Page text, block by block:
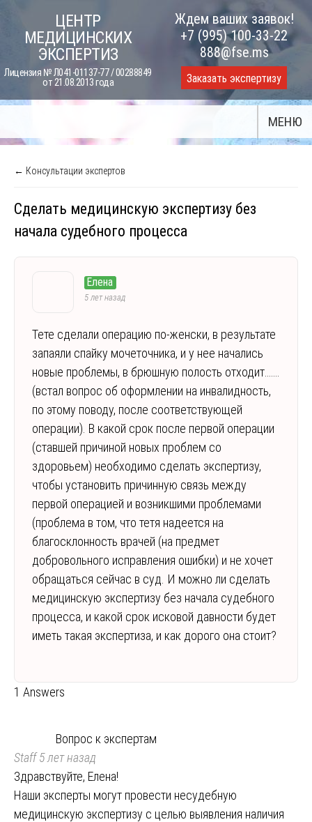
content
ЦЕНТР
МЕДИЦИНСКИХ
ЭКСПЕРТИЗ
Лицензия № Л041-01137-77 / 00288849
от 21.08.2013 года
Ждем ваших заявок!
+7 (995) 100-33-22
888@fse.ms
Заказать экспертизу
МЕНЮ
← Консультации экспертов
Сделать медицинскую экспертизу без
начала судебного процесса
Елена
5 лет назад
Тете сделали операцию по-женски, в результате
запаяли спайку мочеточника, и у нее начались
новые проблемы, в брюшную полость отходит…….
(встал вопрос об оформлении на инвалидность,
по этому поводу, после соответствующей
операции). В какой срок после первой операции
(ставшей причиной новых проблем со
здоровьем) необходимо сделать экспертизу,
чтобы установить причинную связь между
первой операцией и возникшими проблемами
(проблема в том, что тетя надеется на
благосклонность врачей (на предмет
добровольного исправления ошибки) и не хочет
обращаться сейчас в суд. И можно ли сделать
медицинскую экспертизу без начала судебного
процесса, и какой срок исковой давности будет
иметь такая экспертиза, и как дорого она стоит?
1 Answers
Вопрос к экспертам
Staff5 лет назад
Здравствуйте, Елена!
Наши эксперты могут провести несудебную
медицинскую экспертизу с целью выявления наличия